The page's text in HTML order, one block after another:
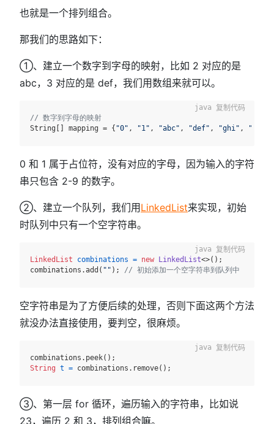
也就是一个排列组合。
那我们的思路如下：
①、建立一个数字到字母的映射，比如 2 对应的是
abc，3 对应的是 def，我们用数组来就可以。
// 数字到字母的映射
String[] mapping = { "0" , "1" , "abc" , "def" , "ghi" , "jkl"
复制代码
0 和 1 属于占位符，没有对应的字母，因为输入的字符
串只包含 2-9 的数字。
②、建立一个队列，我们用 LinkedList来实现，初始
时队列中只有一个空字符串。
LinkedList combinations = new LinkedList<>();
combinations.add( "" ); // 初始添加一个空字符串到队列中
复制代码
空字符串是为了方便后续的处理，否则下面这两个方法
就没办法直接使用，要判空，很麻烦。
String t =
复制代码
③、第一层 for 循环，遍历输入的字符串，比如说
23，遍历 2 和 3，排列组合嘛。